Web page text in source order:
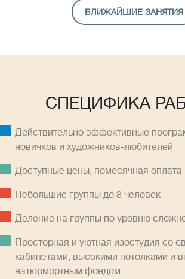
БЛИЖАЙШИЕ ЗАНЯТИЯ
СПЕЦИФИКА
Действительно эффективные
новичков и художников-любителей
Доступные цены, помесячная оплатa
Небольшие группы до 8 человек
Деление на группы по уровню
Просторная и уютная изостудия со
кабинетами, высокими потолками и
натюрмортным фондом